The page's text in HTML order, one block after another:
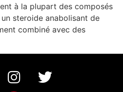
à la plupart des composés
steroide anabolisant de
combiné avec des